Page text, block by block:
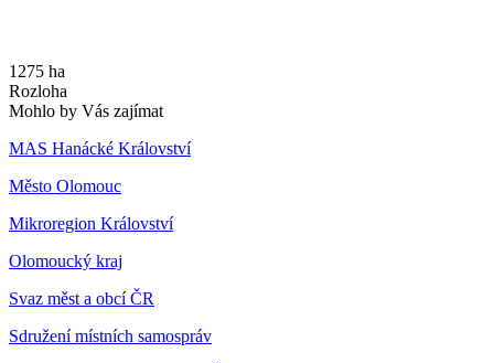
1275 ha
Rozloha
Mohlo by Vás zajímat
MAS Hanácké Království
Město Olomouc
Mikroregion Království
Olomoucký kraj
Svaz měst a obcí ČR
Sdružení místních samospráv